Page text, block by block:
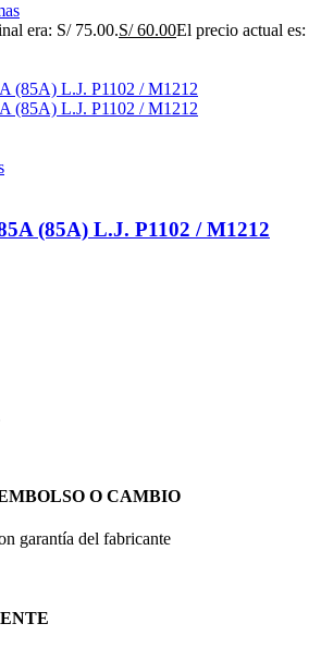
era: S/ 75.00.S/60.00El precio actual es:
(85A) L.J. P1102 / M1212
O CAMBIO
garantía del fabricante